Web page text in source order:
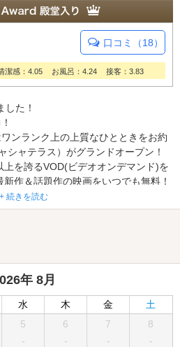
口コミ（18）
潔感：4.05 お風呂：4.24 接客：3.83
た！
ンランク上の上質なひとときをお約
シャテラス）がグランドオープン！
を誇るVOD(ビデオオンデマンド)を
作＆話題作の映画をいつでも無料！
全室WiFiも完備！
+ 続きを読む
年 8月
水 木 金
土
5
-
6
-
7
-
8
-